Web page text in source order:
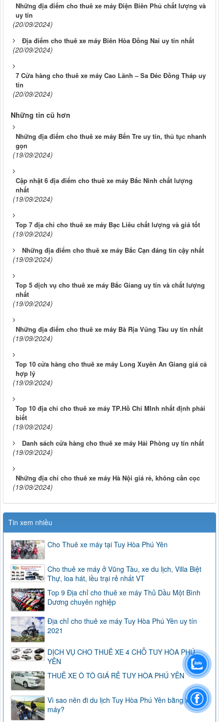
Những địa điểm cho thuê xe máy Điện Biên Phủ chất lượng và
uy tín
(20/09/2024)
Địa điểm cho thuê xe máy Biên Hòa Đồng Nai uy tín nhất
(20/09/2024)
7 Cửa hàng cho thuê xe máy Cao Lãnh – Sa Đéc Đồng Tháp uy
tín
(20/09/2024)
Những tin cũ hơn
Những địa điểm cho thuê xe máy Bến Tre uy tín, thủ tục nhanh
gọn
(19/09/2024)
Cập nhật 6 địa điểm cho thuê xe máy Bắc Ninh chất lượng
nhất
(19/09/2024)
Top 7 địa chỉ cho thuê xe máy Bạc Liêu chất lượng và giá tốt
(19/09/2024)
Những địa điểm cho thuê xe máy Bắc Cạn đáng tin cậy nhất
(19/09/2024)
Top 5 dịch vụ cho thuê xe máy Bắc Giang uy tín và chất lượng
nhất
(19/09/2024)
Những địa điểm cho thuê xe máy Bà Rịa Vũng Tàu uy tín nhất
(19/09/2024)
Top 10 cửa hàng cho thuê xe máy Long Xuyên An Giang giá cả
hợp lý
(19/09/2024)
Top 10 địa chỉ cho thuê xe máy TP.Hồ Chí MInh nhất định phải
biết
(19/09/2024)
Danh sách cửa hàng cho thuê xe máy Hải Phòng uy tín nhất
(19/09/2024)
Những địa chỉ cho thuê xe máy Hà Nội giá rẻ, không cần cọc
(19/09/2024)
Tin xem nhiều
Cho Thuê xe máy tại Tuy Hòa Phú Yên
Cho thuê xe máy ở Vũng Tàu, xe du lịch, Villa Biệt
Thự, loa hát, lều trại rẻ nhất VT
Top 9 Địa chỉ cho thuê xe máy Thủ Dầu Một Bình
Dương chuyên nghiệp
Địa chỉ cho thuê xe máy Tuy Hòa Phú Yên uy tín
2021
DỊCH VỤ CHO THUÊ XE 4 CHỖ TUY HÒA PHÚ
YÊN
THUÊ XE Ô TÔ GIÁ RẺ TUY HÒA PHÚ YÊN
Vì sao nên đi du lịch Tuy Hòa Phú Yên bằng xe
máy?